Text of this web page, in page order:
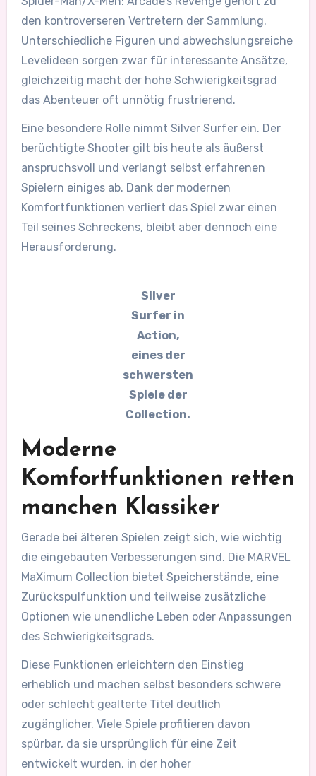
den kontroverseren Vertretern der Sammlung.
Unterschiedliche Figuren und abwechslungsreiche
Levelideen sorgen zwar für interessante Ansätze,
gleichzeitig macht der hohe Schwierigkeitsgrad
das Abenteuer oft unnötig frustrierend.
Eine besondere Rolle nimmt Silver Surfer ein. Der
berüchtigte Shooter gilt bis heute als äußerst
anspruchsvoll und verlangt selbst erfahrenen
Spielern einiges ab. Dank der modernen
Komfortfunktionen verliert das Spiel zwar einen
Teil seines Schreckens, bleibt aber dennoch eine
Herausforderung.
Silver
Surfer in
Action,
eines der
schwersten
Spiele der
Collection.
Moderne
Komfortfunktionen retten
manchen Klassiker
Gerade bei älteren Spielen zeigt sich, wie wichtig
die eingebauten Verbesserungen sind. Die MARVEL
MaXimum Collection bietet Speicherstände, eine
Zurückspulfunktion und teilweise zusätzliche
Optionen wie unendliche Leben oder Anpassungen
des Schwierigkeitsgrads.
Diese Funktionen erleichtern den Einstieg
erheblich und machen selbst besonders schwere
oder schlecht gealterte Titel deutlich
zugänglicher. Viele Spiele profitieren davon
spürbar, da sie ursprünglich für eine Zeit
entwickelt wurden, in der hoher